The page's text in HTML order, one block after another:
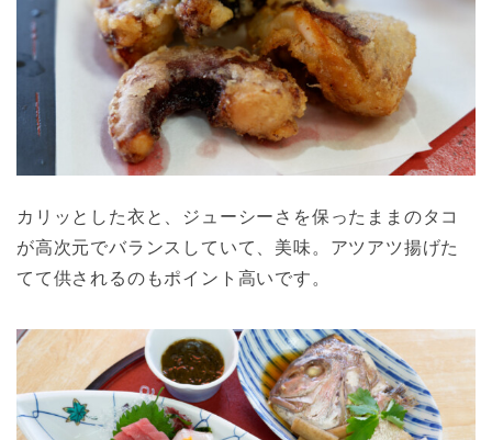
カリッとした衣と、ジューシーさを保ったままのタコ
が高次元でバランスしていて、美味。アツアツ揚げた
てて供されるのもポイント高いです。